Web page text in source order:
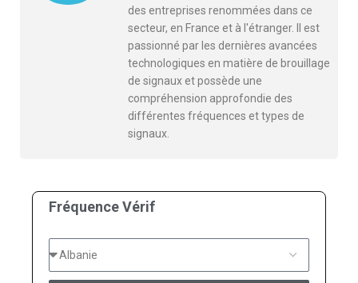
des entreprises renommées dans ce
secteur, en France et à l'étranger. Il est
passionné par les dernières avancées
technologiques en matière de brouillage
de signaux et possède une
compréhension approfondie des
différentes fréquences et types de
signaux.
Fréquence Vérif